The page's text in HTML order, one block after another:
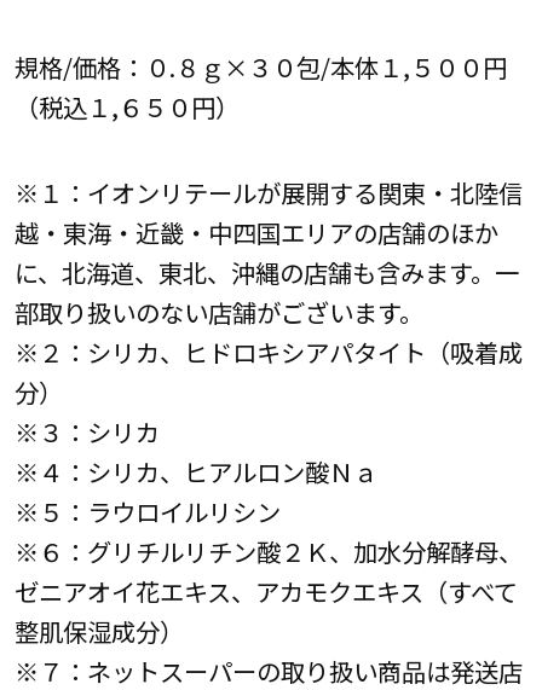
規格/価格：０.８ｇ×３０包/本体１,５００円
（税込１,６５０円）
※１：イオンリテールが展開する関東・北陸信
越・東海・近畿・中四国エリアの店舗のほか
に、北海道、東北、沖縄の店舗も含みます。一
部取り扱いのない店舗がございます。
※２：シリカ、ヒドロキシアパタイト（吸着成
分）
※３：シリカ
※４：シリカ、ヒアルロン酸Ｎａ
※５：ラウロイルリシン
※６：グリチルリチン酸２Ｋ、加水分解酵母、
ゼニアオイ花エキス、アカモクエキス（すべて
整肌保湿成分）
※７：ネットスーパーの取り扱い商品は発送店